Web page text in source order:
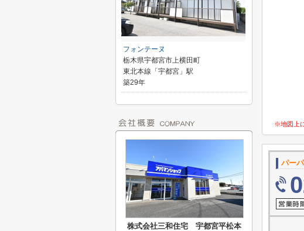
※地図上
パー
フォンテーヌ
栃木県宇都宮市上横田町
東北本線「宇都宮」駅
築29年
株式会社三和住宅 宇都宮平松本